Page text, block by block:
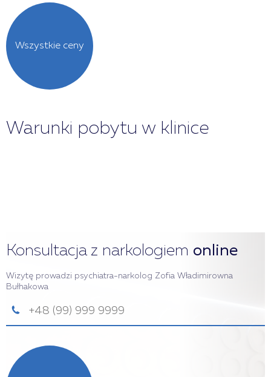
Wszystkie ceny
Warunki pobytu w klinice
Konsultacja z narkologiem online
Wizytę prowadzi psychiatra-narkolog Zofia Władimirowna
Bułhakowa